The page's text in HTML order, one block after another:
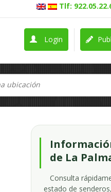
Tlf:
Login
de La
Consulta
estado de